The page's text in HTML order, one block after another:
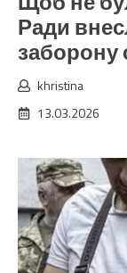
Ради
заборону
khristina
13.03.2026